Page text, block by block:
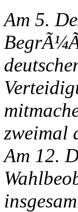
Am 5.
zweimal
Am 12.